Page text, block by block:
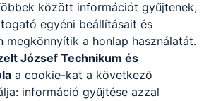
KRÉTA
között információt gyűjtenek,
egyéni beállításait és
megkönnyítik a honlap használatát.
József Technikum és
a cookie-kat a következő
információ gyűjtése azzal